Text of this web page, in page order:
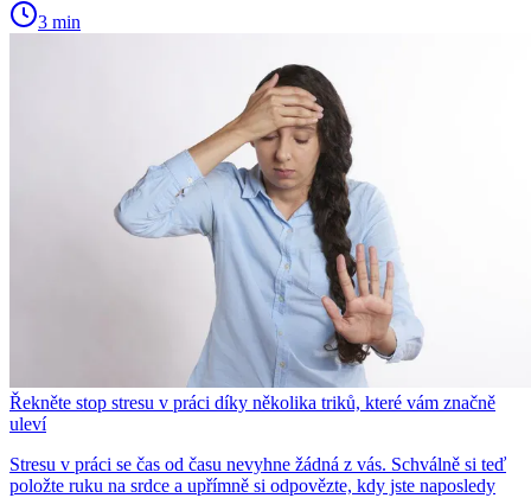
3 min
Řekněte stop stresu v práci díky několika triků, které vám značně
uleví
Stresu v práci se čas od času nevyhne žádná z vás. Schválně si teď
položte ruku na srdce a upřímně si odpovězte, kdy jste naposledy